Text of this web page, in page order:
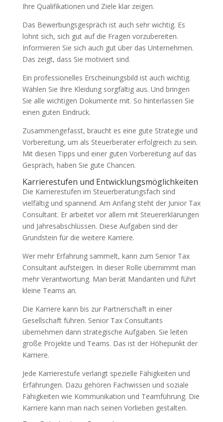
Ihre Qualifikationen und Ziele klar zeigen.
Das Bewerbungsgespräch ist auch sehr wichtig. Es
lohnt sich, sich gut auf die Fragen vorzubereiten.
Informieren Sie sich auch gut über das Unternehmen.
Das zeigt, dass Sie motiviert sind.
Ein professionelles Erscheinungsbild ist auch wichtig.
Wählen Sie Ihre Kleidung sorgfältig aus. Und bringen
Sie alle wichtigen Dokumente mit. So hinterlassen Sie
einen guten Eindruck.
Zusammengefasst, braucht es eine gute Strategie und
Vorbereitung, um als Steuerberater erfolgreich zu sein.
Mit diesen Tipps und einer guten Vorbereitung auf das
Gespräch, haben Sie gute Chancen.
Karrierestufen und Entwicklungsmöglichkeiten
Die Karrierestufen im Steuerberatungsfach sind
vielfältig und spannend. Am Anfang steht der Junior Tax
Consultant. Er arbeitet vor allem mit Steuererklärungen
und Jahresabschlüssen. Diese Aufgaben sind der
Grundstein für die weitere Karriere.
Wer mehr Erfahrung sammelt, kann zum Senior Tax
Consultant aufsteigen. In dieser Rolle übernimmt man
mehr Verantwortung. Man berät Mandanten und führt
kleine Teams an.
Die Karriere kann bis zur Partnerschaft in einer
Gesellschaft führen. Senior Tax Consultants
übernehmen dann strategische Aufgaben. Sie leiten
große Projekte und Teams. Das ist der Höhepunkt der
Karriere.
Jede Karrierestufe verlangt spezielle Fähigkeiten und
Erfahrungen. Dazu gehören Fachwissen und soziale
Fähigkeiten wie Kommunikation und Teamführung. Die
Karriere kann man nach seinen Vorlieben gestalten.